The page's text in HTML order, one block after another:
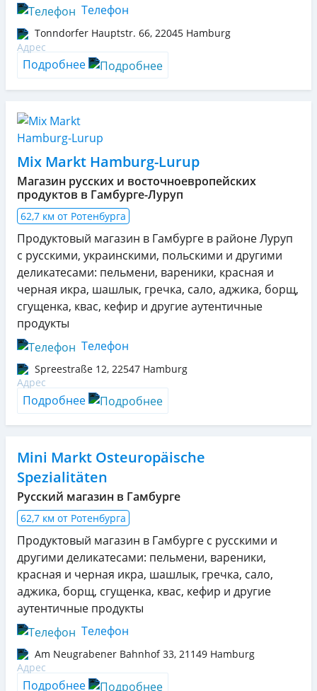
Телефон
Tonndorfer Hauptstr. 66, 22045 Hamburg
Подробнее
Mix Markt Hamburg-Lurup
Магазин русских и восточноевропейских
продуктов в Гамбурге-Луруп
62,7 км от Ротенбурга
Продуктовый магазин в Гамбурге в районе Луруп
с русскими, украинскими, польскими и другими
деликатесами: пельмени, вареники, красная и
черная икра, шашлык, гречка, сало, аджика, борщ,
сгущенка, квас, кефир и другие аутентичные
продукты
Телефон
Spreestraße 12, 22547 Hamburg
Подробнее
Mini Markt Osteuropäische
Spezialitäten
Русский магазин в Гамбурге
62,7 км от Ротенбурга
Продуктовый магазин в Гамбурге с русскими и
другими деликатесами: пельмени, вареники,
красная и черная икра, шашлык, гречка, сало,
аджика, борщ, сгущенка, квас, кефир и другие
аутентичные продукты
Телефон
Am Neugrabener Bahnhof 33, 21149 Hamburg
Подробнее